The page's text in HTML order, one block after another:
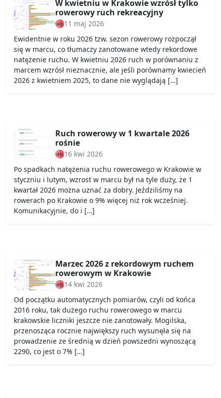
W kwietniu w Krakowie wzrósł tylko
rowerowy ruch rekreacyjny
11 maj 2026
Ewidentnie w roku 2026 tzw. sezon rowerowy rozpoczął
się w marcu, co tłumaczy zanotowane wtedy rekordowe
natężenie ruchu. W kwietniu 2026 ruch w porównaniu z
marcem wzrósł nieznacznie, ale jeśli porównamy kwiecień
2026 z kwietniem 2025, to dane nie wyglądają […]
Ruch rowerowy w 1 kwartale 2026
rośnie
16 kwi 2026
Po spadkach natężenia ruchu rowerowego w Krakowie w
styczniu i lutym, wzrost w marcu był na tyle duży, że 1
kwartał 2026 można uznać za dobry. Jeździliśmy na
rowerach po Krakowie o 9% więcej niż rok wcześniej.
Komunikacyjnie, do i […]
Marzec 2026 z rekordowym ruchem
rowerowym w Krakowie
14 kwi 2026
Od początku automatycznych pomiarów, czyli od końca
2016 roku, tak dużego ruchu rowerowego w marcu
krakowskie liczniki jeszcze nie zanotowały. Mogilska,
przenosząca rocznie największy ruch wysunęła się na
prowadzenie ze średnią w dzień powszedni wynoszącą
2290, co jest o 7% […]